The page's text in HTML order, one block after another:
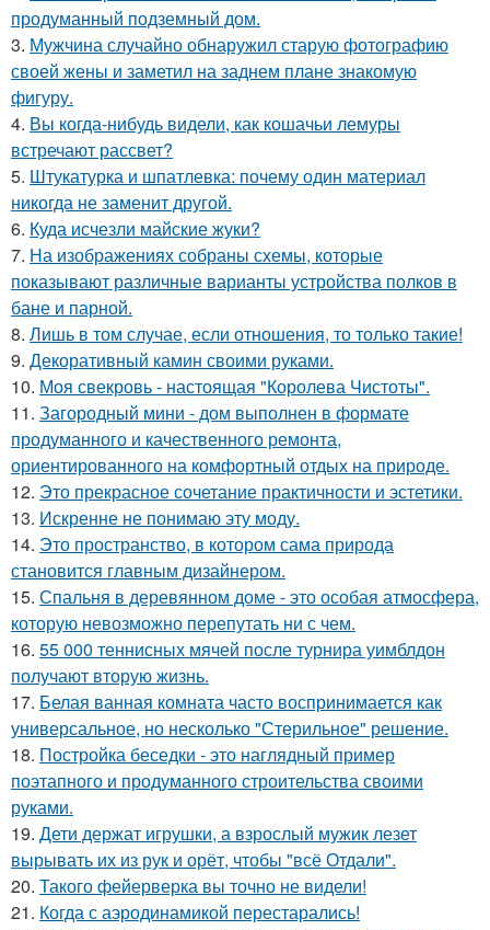
продуманный подземный дом.
3. Мужчина случайно обнаружил старую фотографию
своей жены и заметил на заднем плане знакомую
фигуру.
4. Вы когда-нибудь видели, как кошачьи лемуры
встречают рассвет?
5. Штукатурка и шпатлевка: почему один материал
никогда не заменит другой.
6. Куда исчезли майские жуки?
7. На изображениях собраны схемы, которые
показывают различные варианты устройства полков в
бане и парной.
8. Лишь в том случае, если отношения, то только такие!
9. Декоративный камин своими руками.
10. Моя свекровь - настоящая "Королева Чистоты".
11. Загородный мини - дом выполнен в формате
продуманного и качественного ремонта,
ориентированного на комфортный отдых на природе.
12. Это прекрасное сочетание практичности и эстетики.
13. Искренне не понимаю эту моду.
14. Это пространство, в котором сама природа
становится главным дизайнером.
15. Спальня в деревянном доме - это особая атмосфера,
которую невозможно перепутать ни с чем.
16. 55 000 теннисных мячей после турнира уимблдон
получают вторую жизнь.
17. Белая ванная комната часто воспринимается как
универсальное, но несколько "Стерильное" решение.
18. Постройка беседки - это наглядный пример
поэтапного и продуманного строительства своими
руками.
19. Дети держат игрушки, а взрослый мужик лезет
вырывать их из рук и орёт, чтобы "всё Отдали".
20. Такого фейерверка вы точно не видели!
21. Когда с аэродинамикой перестарались!